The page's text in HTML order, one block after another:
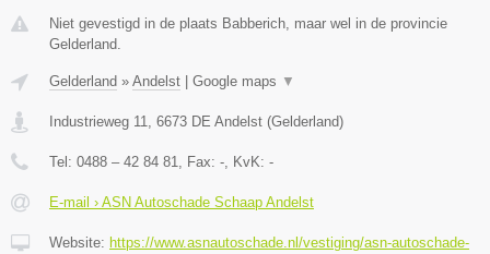
Niet gevestigd in de plaats Babberich, maar wel in de provincie
Gelderland.
Gelderland » Andelst Google maps ▼
Industrieweg 11, 6673 DE Andelst (Gelderland)
Tel: 0488 – 42 84 81, Fax: -, KvK: -
E-mail › ASN Autoschade Schaap Andelst
Website: https://www.asnautoschade.nl/vestiging/asn-autoschade-